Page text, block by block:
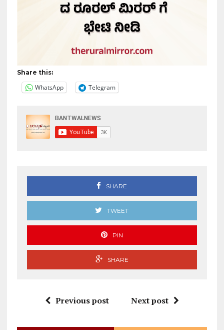
Share this:
WhatsApp Telegram
SHARE
TWEET
PIN
SHARE
Previous post Next post